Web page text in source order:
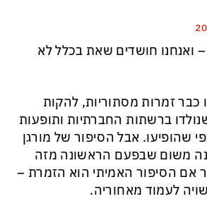
להורג לכלי ההרתעה המרכזי של המשטר
ואנחנו חושדים שאת בכלל לא
כבר זמרות מסתוריות, להקות
ברשתות החברתיות ותופעות
שהופיעו. אבל הסיפור של מורגן
משום שבפעם הראשונה מזה
אם הסיפור האמיתי הוא הזמרת –
לעמוד מאחוריה.